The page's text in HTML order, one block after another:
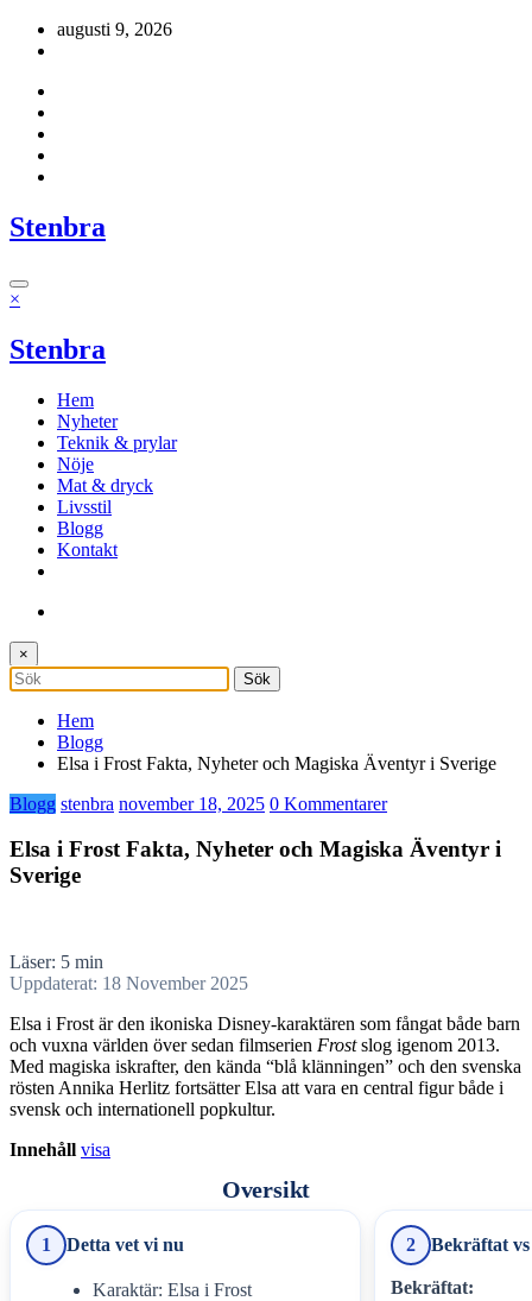
Hoppaaugusti 9, 2026
Stenbra
×
Stenbra
Hem
Nyheter
Teknik & prylar
Nöje
Mat & dryck
Livsstil
Blogg
Kontakt
×
Hem
Blogg
Elsa i Frost Fakta, Nyheter och Magiska Äventyr i Sverige
Blogg stenbra november 18, 2025 0 Kommentarer
Elsa i Frost Fakta, Nyheter och Magiska Äventyr i
Sverige
Läser: 5 min
Uppdaterat: 18 November 2025
Elsa i Frost är den ikoniska Disney-karaktären som fångat både barn
och vuxna världen över sedan filmserien Frostslog igenom 2013.
Med magiska iskrafter, den kända “blå klänningen” och den svenska
rösten Annika Herlitz fortsätter Elsa att vara en central figur både i
svensk och internationell popkultur.
Innehåll visa
Oversikt
1 Detta vet vi nu
Karaktär: Elsa i Frost
2 Bekräftat
Bekräftat: